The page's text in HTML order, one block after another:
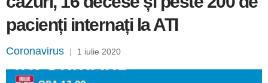
pacienți internați la ATI
Coronavirus | 1 iulie 2020